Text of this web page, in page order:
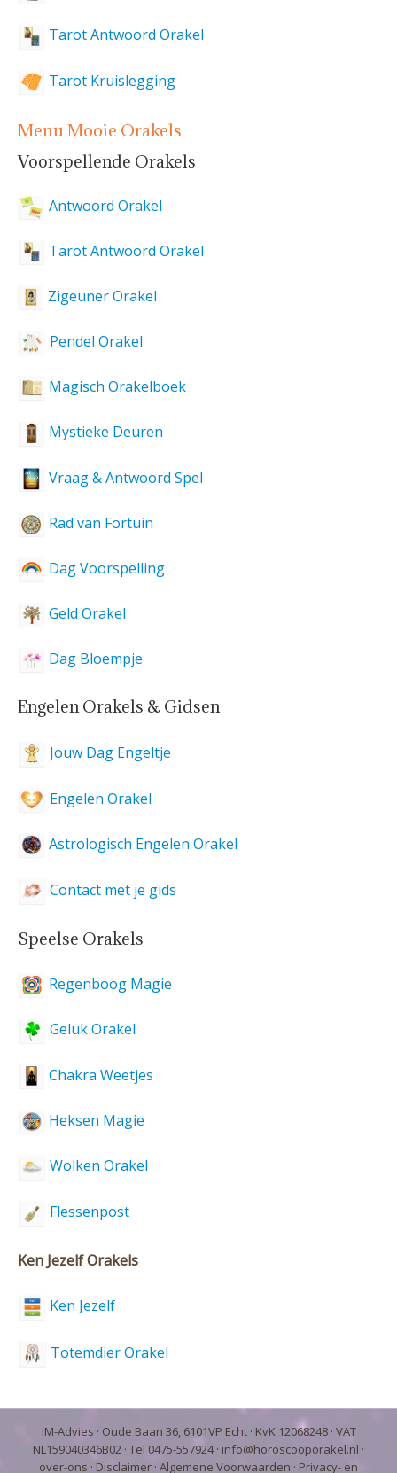
Tarot Antwoord Orakel
Tarot Kruislegging
Menu Mooie Orakels
Voorspellende Orakels
Antwoord Orakel
Tarot Antwoord Orakel
Zigeuner Orakel
Pendel Orakel
Magisch Orakelboek
Mystieke Deuren
Vraag & Antwoord Spel
Rad van Fortuin
Dag Voorspelling
Geld Orakel
Dag Bloempje
Engelen Orakels & Gidsen
Jouw Dag Engeltje
Engelen Orakel
Astrologisch Engelen Orakel
Contact met je gids
Speelse Orakels
Regenboog Magie
Geluk Orakel
Chakra Weetjes
Heksen Magie
Wolken Orakel
Flessenpost
Ken Jezelf Orakels
Ken Jezelf
Totemdier Orakel
IM-Advies · Oude Baan 36, 6101VP Echt · KvK 12068248 · VAT
NL159040346B02 · Tel 0475-557924 · info@horoscooporakel.nl ·
over-ons · Disclaimer · Algemene Voorwaarden · Privacy- en